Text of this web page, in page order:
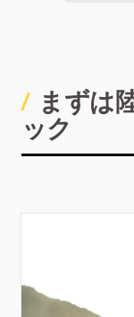
まずは
ック